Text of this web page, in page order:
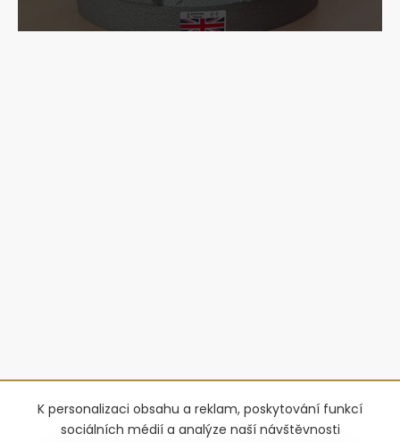
K personalizaci obsahu a reklam, poskytování funkcí
sociálních médií a analýze naší návštěvnosti